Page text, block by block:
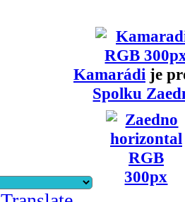
Kamarádi je
Spolku